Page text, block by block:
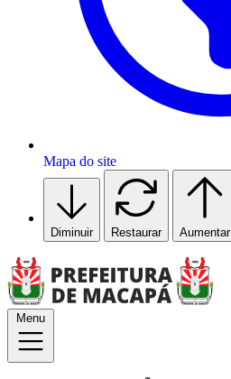
Mapa do site
Diminuir Restaurar Aumentar
Menu